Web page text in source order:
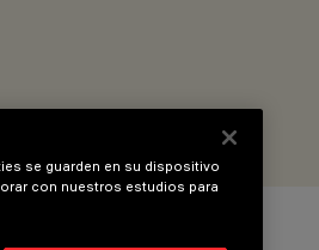
se guarden en su dispositivo
con nuestros estudios para